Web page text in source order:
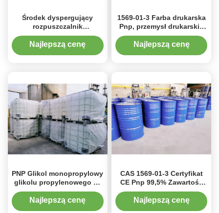
Środek dyspergujący
rozpuszczalnik
pestycydowy
Rozcieńczający glikol
propylenowy Propyl Ether
Najlepszą cenę
1569-01-3 Farba drukarska
Pnp, przemysł drukarski i
barwiący Eter
monopropylowy glikolu
Najlepszą cenę
PNP Glikol monopropylowy
glikolu propylenowego Nr
CAS 1569-01-3 / 1-Propoxy-
2-Propanol
Najlepszą cenę
CAS 1569-01-3 Certyfikat
CE Pnp 99,5% Zawartość
eteru monopropylowego
glikolu propylenowego
Najlepszą cenę